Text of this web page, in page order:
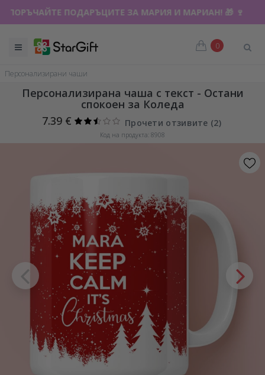
ПОРЪЧАЙТЕ ПОДАРЪЦИТЕ ЗА МАРИЯ И МАРИАН! 🎁 🍷
0
Персонализирани чаши
Персонализирана чаша с текст - Остани
спокоен за Коледа
7.39 €
Прочети отзивите (2)
Код на продукта: 8908